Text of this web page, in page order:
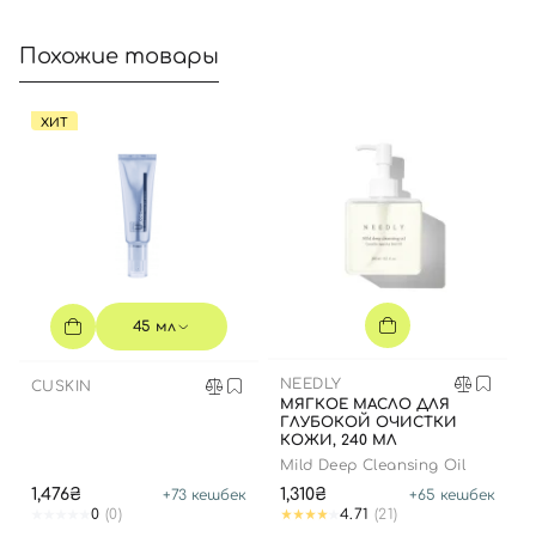
Похожие товары
ХИТ
45 мл
CUSKIN
1,476₴ +73 кешбек
0 (0)
NEEDLY
МЯГКОЕ МАСЛО ДЛЯ
ГЛУБОКОЙ ОЧИСТКИ
КОЖИ, 240 МЛ
Mild Deep Cleansing Oil
1,310₴ +65 кешбек
4.71 (21)
принимаете условия
Войти с помощью e-mail